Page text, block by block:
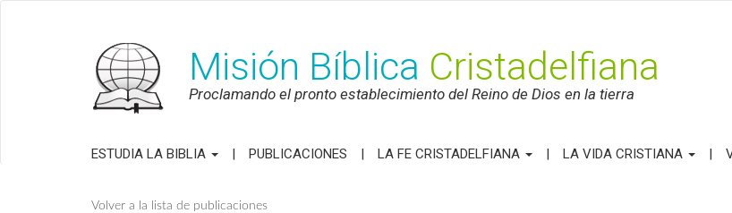
Misión Bíblica Cristadelfiana
Proclamando el pronto establecimiento del Reino de Dios en la tierra
ESTUDIA LA BIBLIA PUBLICACIONES LA FE CRISTADELFIANA LA VIDA CRISTIANA
Volver a la lista de publicaciones